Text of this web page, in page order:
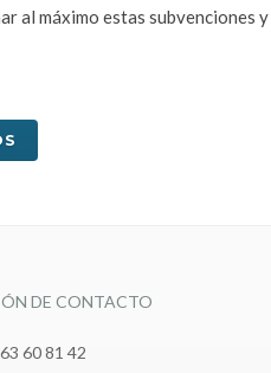
al máximo estas subvenciones
DE CONTACTO
60 81 42